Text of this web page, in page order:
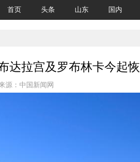
首页 头条 山东 国内
达拉宫及罗布林卡今起
源： 中国新闻网